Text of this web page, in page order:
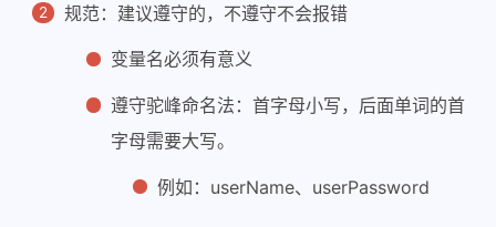
规范：建议遵守的，不遵守不会报错
变量名必须有意义
遵守驼峰命名法：首字母小写，后面单词的首
字母需要大写。
例如：userName、userPassword